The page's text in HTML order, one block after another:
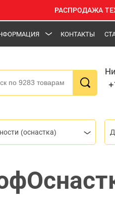
РАСПРОДАЖА
КОНТАКТЫ
(оснастка)